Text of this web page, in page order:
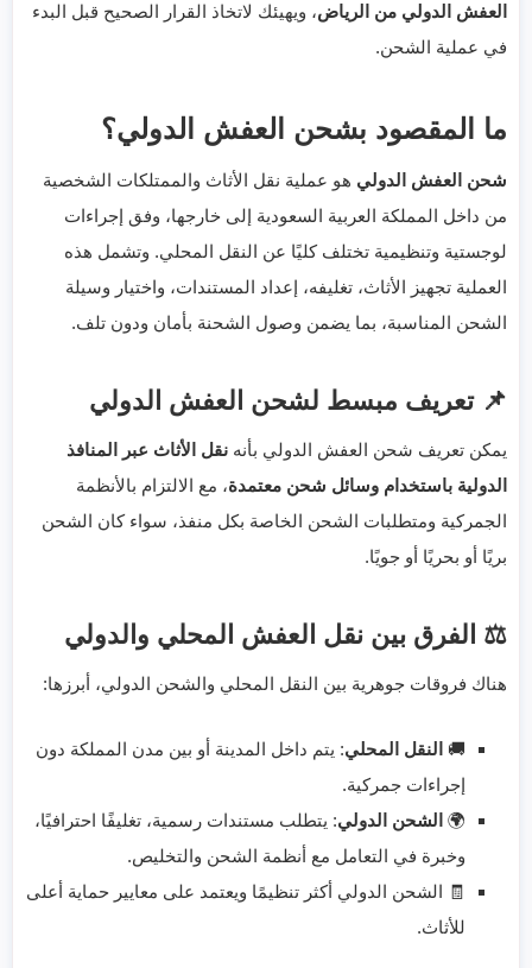
العفش الدولي من الرياض، ويهيئك لاتخاذ القرار الصحيح قبل البدء
في عملية الشحن.
ما المقصود بشحن العفش الدولي؟
شحن العفش الدولي هو عملية نقل الأثاث والممتلكات الشخصية
من داخل المملكة العربية السعودية إلى خارجها، وفق إجراءات
لوجستية وتنظيمية تختلف كليًا عن النقل المحلي. وتشمل هذه
العملية تجهيز الأثاث، تغليفه، إعداد المستندات، واختيار وسيلة
الشحن المناسبة، بما يضمن وصول الشحنة بأمان ودون تلف.
📌 تعريف مبسط لشحن العفش الدولي
يمكن تعريف شحن العفش الدولي بأنه نقل الأثاث عبر المنافذ
الدولية باستخدام وسائل شحن معتمدة، مع الالتزام بالأنظمة
الجمركية ومتطلبات الشحن الخاصة بكل منفذ، سواء كان الشحن
بريًا أو بحريًا أو جويًا.
⚖️ الفرق بين نقل العفش المحلي والدولي
هناك فروقات جوهرية بين النقل المحلي والشحن الدولي، أبرزها:
🚚 النقل المحلي: يتم داخل المدينة أو بين مدن المملكة دون
إجراءات جمركية.
🌍 الشحن الدولي: يتطلب مستندات رسمية، تغليفًا احترافيًا،
وخبرة في التعامل مع أنظمة الشحن والتخليص.
🧾 الشحن الدولي أكثر تنظيمًا ويعتمد على معايير حماية أعلى
للأثاث.